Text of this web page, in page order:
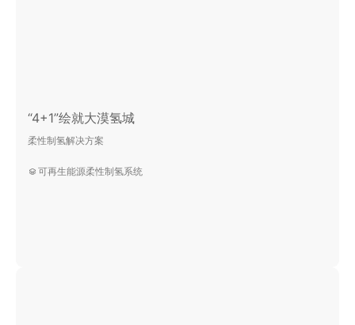
“4+1”绘就大漠氢城
柔性制氢解决方案
可再生能源柔性制氢系统